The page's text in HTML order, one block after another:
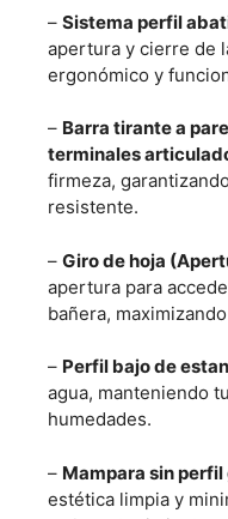
– Sistema perfil
apertura y cierre de
ergonómico y
– Barra tirante a
terminales
firmeza,
resistente.
– Giro de hoja
apertura para
bañera,
– Perfil bajo de
agua, manteniendo
humedades.
– Mampara sin
estética limpia y